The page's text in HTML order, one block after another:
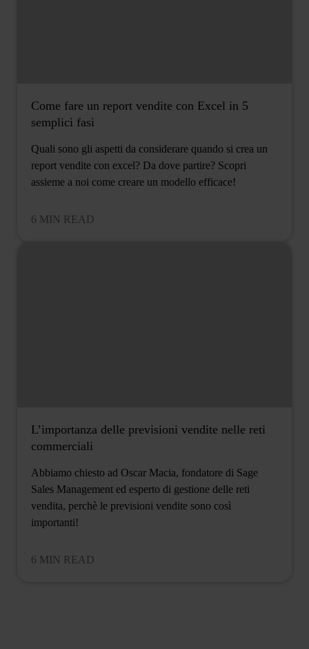
Come fare un report vendite con Excel in 5
semplici fasi
Quali sono gli aspetti da considerare quando si crea un
report vendite con excel? Da dove partire? Scopri
assieme a noi come creare un modello efficace!
6 MIN READ
L’importanza delle previsioni vendite nelle reti
commerciali
Abbiamo chiesto ad Oscar Macia, fondatore di Sage
Sales Management ed esperto di gestione delle reti
vendita, perchè le previsioni vendite sono così
importanti!
6 MIN READ